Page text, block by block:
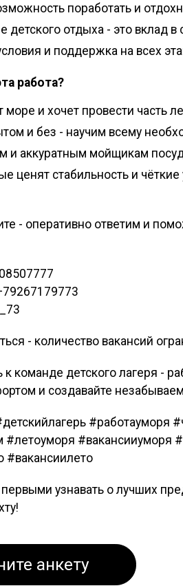
поработать и
детского отдыха - это вклад в
и поддержка на всех
работа?
море и хочет провести часть
и без - научим всему
и аккуратным мойщикам
ценят стабильность и
- оперативно ответим и
- количество вакансий
команде детского лагеря -
и создавайте
#работауморя
#летоуморя #вакансииуморя
#вакансиилето
первыми узнавать о лучших
анкету